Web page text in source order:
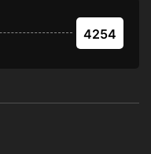
4254